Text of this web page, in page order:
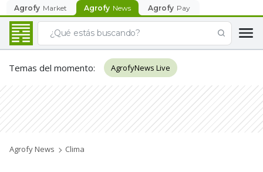
Agrofy Market Agrofy News Agrofy Pay
Temas del momento: AgrofyNews Live
Agrofy News Clima